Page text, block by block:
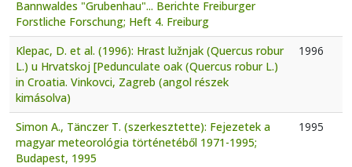
Bannwaldes "Grubenhau"... Berichte Freiburger
Forstliche Forschung; Heft 4. Freiburg
Klepac, D. et al. (1996): Hrast lužnjak (Quercus robur
L.) u Hrvatskoj [Pedunculate oak (Quercus robur L.)
in Croatia. Vinkovci, Zagreb (angol részek
kimásolva)
1996
Simon A., Tänczer T. (szerkesztette): Fejezetek a
magyar meteorológia történetéből 1971-1995;
Budapest, 1995
1995